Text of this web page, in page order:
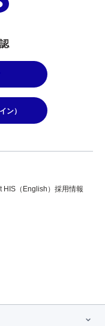
ン）
HIS（English） 採用情報